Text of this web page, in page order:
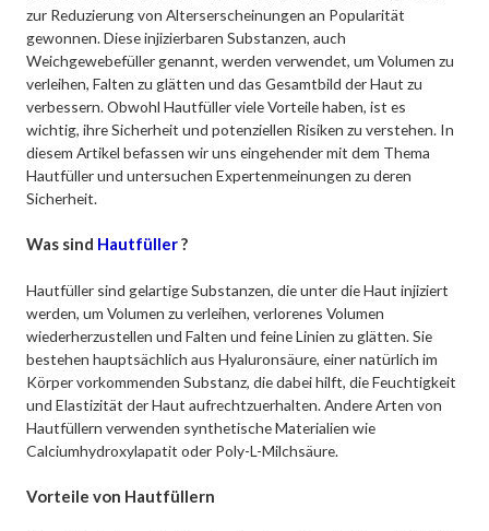
zur Reduzierung von Alterserscheinungen an Popularität
gewonnen. Diese injizierbaren Substanzen, auch
Weichgewebefüller genannt, werden verwendet, um Volumen zu
verleihen, Falten zu glätten und das Gesamtbild der Haut zu
verbessern. Obwohl Hautfüller viele Vorteile haben, ist es
wichtig, ihre Sicherheit und potenziellen Risiken zu verstehen. In
diesem Artikel befassen wir uns eingehender mit dem Thema
Hautfüller und untersuchen Expertenmeinungen zu deren
Sicherheit.
Was sind Hautfüller?
Hautfüller sind gelartige Substanzen, die unter die Haut injiziert
werden, um Volumen zu verleihen, verlorenes Volumen
wiederherzustellen und Falten und feine Linien zu glätten. Sie
bestehen hauptsächlich aus Hyaluronsäure, einer natürlich im
Körper vorkommenden Substanz, die dabei hilft, die Feuchtigkeit
und Elastizität der Haut aufrechtzuerhalten. Andere Arten von
Hautfüllern verwenden synthetische Materialien wie
Calciumhydroxylapatit oder Poly-L-Milchsäure.
Vorteile von Hautfüllern